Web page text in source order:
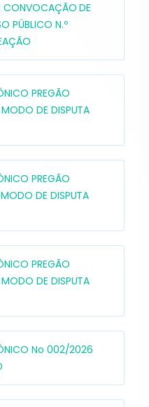
DE
PÚBLICO N.º
PREGÃO
DE DISPUTA
PREGÃO
DE DISPUTA
PREGÃO
DE DISPUTA
No 002/2026